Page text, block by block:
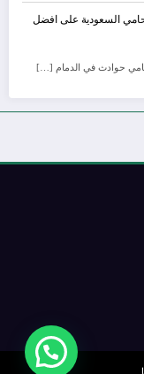
السعودية على افضل
حوادث في الدمام […]